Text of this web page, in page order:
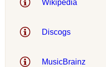
Wikipédia
Discogs
MusicBrainz